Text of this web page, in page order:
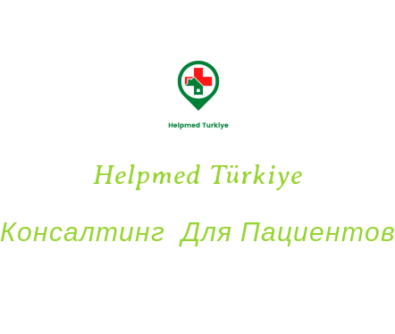
Helpmed Türkiye
Консалтинг Для Пациентов